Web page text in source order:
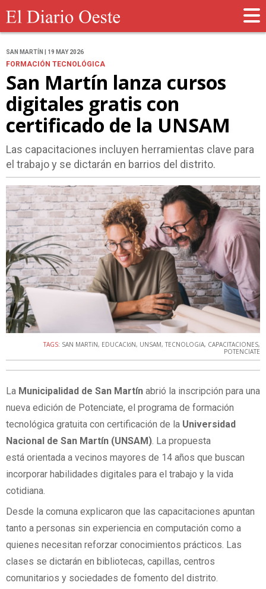
SAN MARTÍN | 19 MAY 2026
FORMACIÓN TECNOLÓGICA
San Martín lanza cursos
digitales gratis con
certificado de la UNSAM
Las capacitaciones incluyen herramientas clave para
el trabajo y se dictarán en barrios del distrito.
TAGS: SAN MARTíN, EDUCACIóN, UNSAM, TECNOLOGíA, CAPACITACIONES,
POTENCIATE
La Municipalidad de San Martín abrió la inscripción para una
nueva edición de Potenciate, el programa de formación
tecnológica gratuita con certificación de la Universidad
Nacional de San Martín (UNSAM). La propuesta
está orientada a vecinos mayores de 14 años que buscan
incorporar habilidades digitales para el trabajo y la vida
cotidiana.
Desde la comuna explicaron que las capacitaciones apuntan
tanto a personas sin experiencia en computación como a
quienes necesitan reforzar conocimientos prácticos. Las
clases se dictarán en bibliotecas, capillas, centros
comunitarios y sociedades de fomento del distrito.